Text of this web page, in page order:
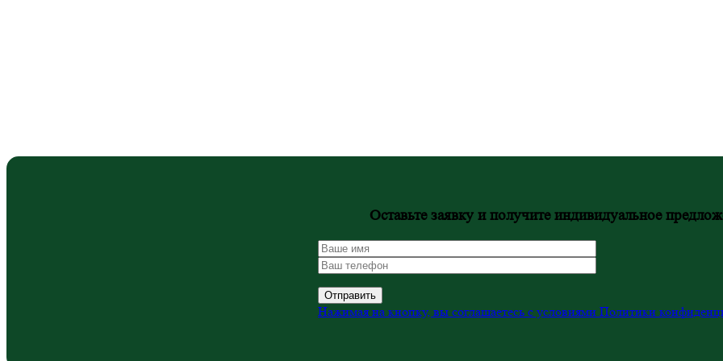
Оставьте заявку и получите индивидуальное
Нажимая на кнопку, вы соглашаетесь с условиями Политики